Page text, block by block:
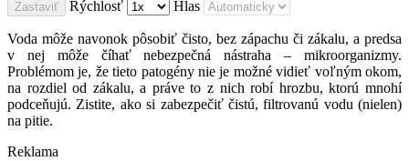
Zastaviť Rýchlosť Hlas
Voda môže navonok pôsobiť čisto, bez zápachu či zákalu, a predsa
v nej môže číhať nebezpečná nástraha – mikroorganizmy.
Problémom je, že tieto patogény nie je možné vidieť voľným okom,
na rozdiel od zákalu, a práve to z nich robí hrozbu, ktorú mnohí
podceňujú. Zistite, ako si zabezpečiť čistú, filtrovanú vodu (nielen)
na pitie.
Reklama